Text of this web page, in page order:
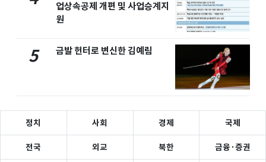
업상속공제 개편 및 사업승계지
원
5 금발 헌터로 변신한 김예림
정치 사회 경제 국제
전국 외교 북한 금융·증권